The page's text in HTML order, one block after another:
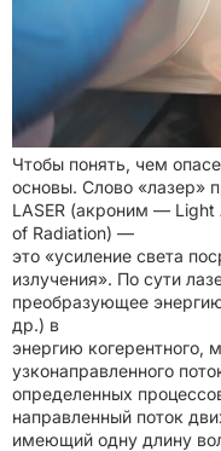
Чтобы понять, чем
основы. Слово «лазер»
LASER (акроним — Light
of Radiation) —
это «усиление света
излучения». По сути
преобразующее
др.) в
энергию когерентного,
узконаправленного
определенных
направленный поток
имеющий одну длину